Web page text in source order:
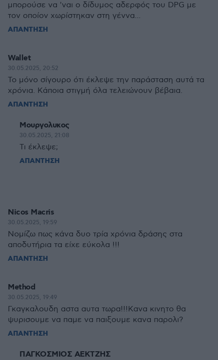
μπορούσε να 'ναι ο δίδυμος αδερφός του DPG με
τον οποίον χωρίστηκαν στη γέννα...
ΑΠΑΝΤΗΣΗ
Wallet
30.05.2025, 20:52
Το μόνο σίγουρο ότι έκλεψε την παράσταση αυτά τα
χρόνια. Κάποια στιγμή όλα τελειώνουν βέβαια.
ΑΠΑΝΤΗΣΗ
Μουργολυκος
30.05.2025, 21:08
Τι έκλεψε;
ΑΠΑΝΤΗΣΗ
Nicos Macris
30.05.2025, 19:59
Νομίζω πως κάνα δυο τρία χρόνια δράσης στα
αποδυτήρια τα είχε εύκολα !!!
ΑΠΑΝΤΗΣΗ
Method
30.05.2025, 19:49
Γκαγκαλουδη αστα αυτα τωρα!!!Κανα κινητο θα
ψυρισουμε να παμε να παιξουμε κανα παρολι?
ΑΠΑΝΤΗΣΗ
ΠΑΓΚΟΣΜΙΟΣ ΑΕΚΤΖΗΣ